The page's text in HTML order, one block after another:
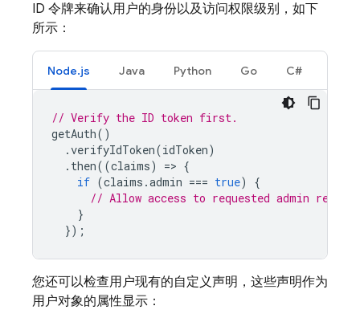
ID 令牌来确认用户的身份以及访问权限级别，如下
所示：
Node.js Java Python Go C#
// Verify the ID token first.
getAuth()
.verifyIdToken(idToken)
. then((claims) => {
if (claims .admin === true)
{
// Allow access to requested admin
}
});
您还可以检查用户现有的自定义声明，这些声明作为
用户对象的属性显示：